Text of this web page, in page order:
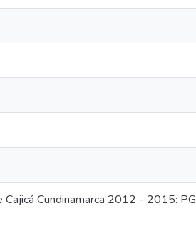
Cundinamarca 2012 - 2015: PG